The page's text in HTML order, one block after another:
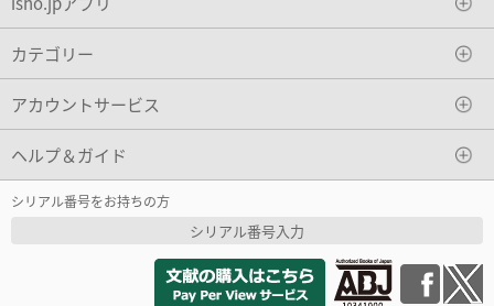
カテゴリー
アカウントサービス
ヘルプ＆ガイド
シリアル番号をお持ちの方
シリアル番号入力